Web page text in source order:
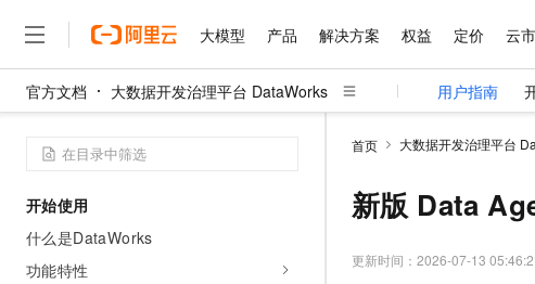
大模型 产品 解决方案 权益 定价 云
官方文档 大数据开发治理平台 DataWorks 用户指南
开始使用
什么是DataWorks
功能特性
首页 大数据开发治理平台
新版 Data
更新时间： 2026-07-13
大模型
千问AI平台
产品
精选产品
精选产品
大模型服务与应用平台
多元化、高性能、安全可靠的大模型
解决方案
精选解决方案
精选解决方案
企业级Agent产品，直接交付可用成
权益 普惠上云
云服务器38元/年起，超值低价云产
推荐新用户得奖励，单订单最高返9
定价 产品定价
了解云产品的定价详情
云上成本管理
管理和优化成本
云市场 精选商城
多端小程序
伙伴 成为销售伙伴
咨询伙伴
销售伙伴合作计划
服务 售前咨询
售后服务
自助服务
了解阿里云 为什么选择阿里云
技术领先